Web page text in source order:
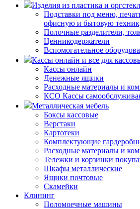
Изделия из пластика и
Подставки под меню,
офисную и бытовую
Полочные разделители,
Ценникодержатели
Вспомогательное
Кассы онлайн и все для
Кассы онлайн
Денежные ящики
Расходные материалы и
КСО Кассы
Металлическая мебель
Боксы кассовые
Верстаки
Картотеки
Комплектующие
Расходные материалы и
Тележки и корзинки
Шкафы металлические
Ящики почтовые
Скамейки
Клининг
Поломоечные машины